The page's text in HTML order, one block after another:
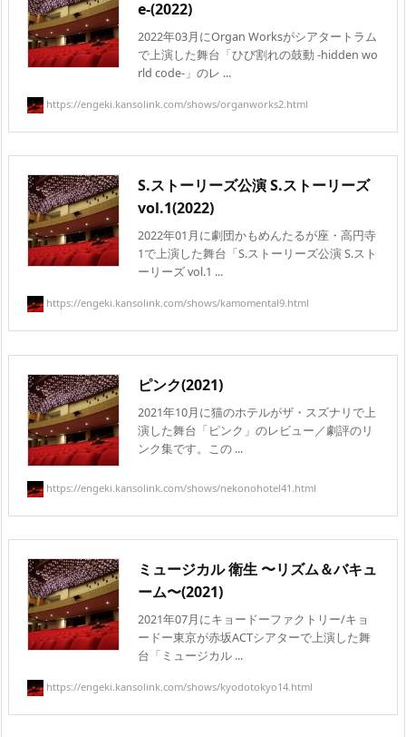
e-(2022)
2022年03月にOrgan Worksがシアタートラム
で上演した舞台「ひび割れの鼓動 -hidden wo
rld code-」のレ ...
https://engeki.kansolink.com/shows/organworks2.html
S.ストーリーズ公演 S.ストーリーズ
vol.1(2022)
2022年01月に劇団かもめんたるが座・高円寺
1で上演した舞台「S.ストーリーズ公演 S.スト
ーリーズ vol.1 ...
https://engeki.kansolink.com/shows/kamomental9.html
ピンク(2021)
2021年10月に猫のホテルがザ・スズナリで上
演した舞台「ピンク」のレビュー／劇評のリ
ンク集です。この ...
https://engeki.kansolink.com/shows/nekonohotel41.html
ミュージカル 衛生 〜リズム＆バキュ
ーム〜(2021)
2021年07月にキョードーファクトリー/キョ
ードー東京が赤坂ACTシアターで上演した舞
台「ミュージカル ...
https://engeki.kansolink.com/shows/kyodotokyo14.html